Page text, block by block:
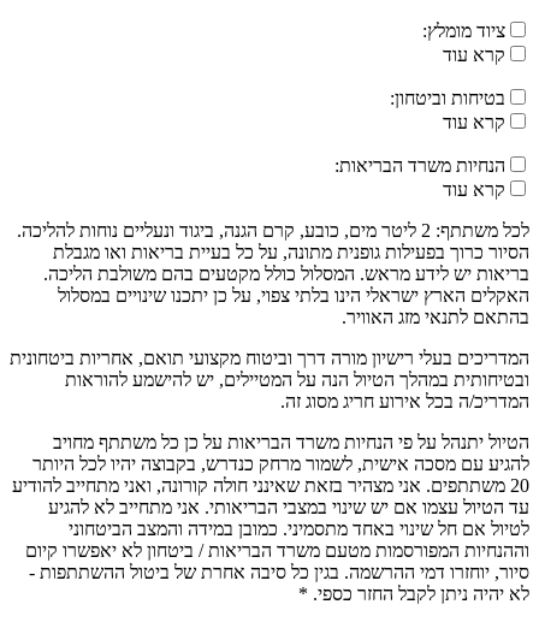
ציוד מומלץ:
קרא עוד
בטיחות וביטחון:
קרא עוד
הנחיות משרד הבריאות:
קרא עוד
לכל משתתף: 2 ליטר מים, כובע, קרם הגנה, ביגוד ונעליים נוחות להליכה.
הסיור כרוך בפעילות גופנית מתונה, על כל בעיית בריאות ואו מגבלת
בריאות יש לידע מראש. המסלול כולל מקטעים בהם משולבת הליכה.
האקלים הארץ ישראלי הינו בלתי צפוי, על כן יתכנו שינויים במסלול
בהתאם לתנאי מזג האוויר.
המדריכים בעלי רישיון מורה דרך וביטוח מקצועי תואם, אחריות ביטחונית
ובטיחותית במהלך הטיול הנה על המטיילים, יש להישמע להוראות
המדריכ/ה בכל אירוע חריג מסוג זה.
הטיול יתנהל על פי הנחיות משרד הבריאות על כן כל משתתף מחויב
להגיע עם מסכה אישית, לשמור מרחק כנדרש, בקבוצה יהיו לכל היותר
20 משתתפים. אני מצהיר בזאת שאינני חולה קורונה, ואני מתחייב להודיע
עד הטיול עצמו אם יש שינוי במצבי הבריאותי. אני מתחייב לא להגיע
לטיול אם חל שינוי באחד מתסמיני. כמובן במידה והמצב הביטחוני
וההנחיות המפורסמות מטעם משרד הבריאות / ביטחון לא יאפשרו קיום
סיור, יוחזרו דמי ההרשמה. בגין כל סיבה אחרת של ביטול ההשתתפות -
לא יהיה ניתן לקבל החזר כספי. *